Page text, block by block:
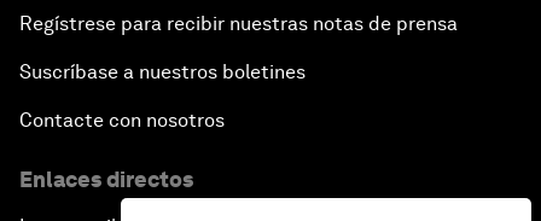
Regístrese para recibir nuestras notas de prensa
Suscríbase a nuestros boletines
Contacte con nosotros
Enlaces directos